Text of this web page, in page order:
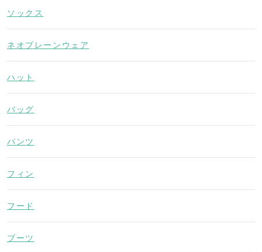
ソックス
ネオプレーンウェア
ハット
バッグ
パンツ
フィン
フード
ブーツ